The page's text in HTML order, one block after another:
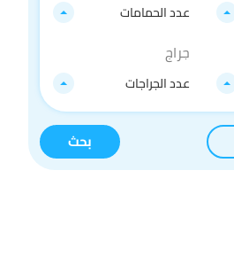
عدد الحمامات
جراج
عدد الجراجات
بحث